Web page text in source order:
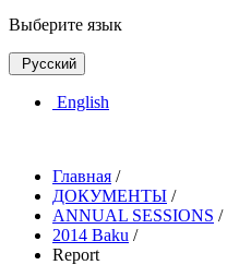
Выберите язык
Русский
English
Главная /
ДОКУМЕНТЫ /
ANNUAL SESSIONS /
2014 Baku /
Report